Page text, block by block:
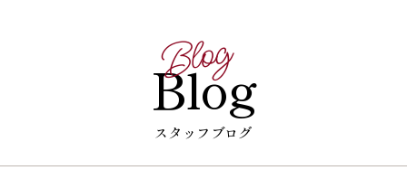
Blog
Blog
スタッフブログ